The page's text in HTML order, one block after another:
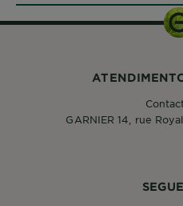
GARNIER 14, rue